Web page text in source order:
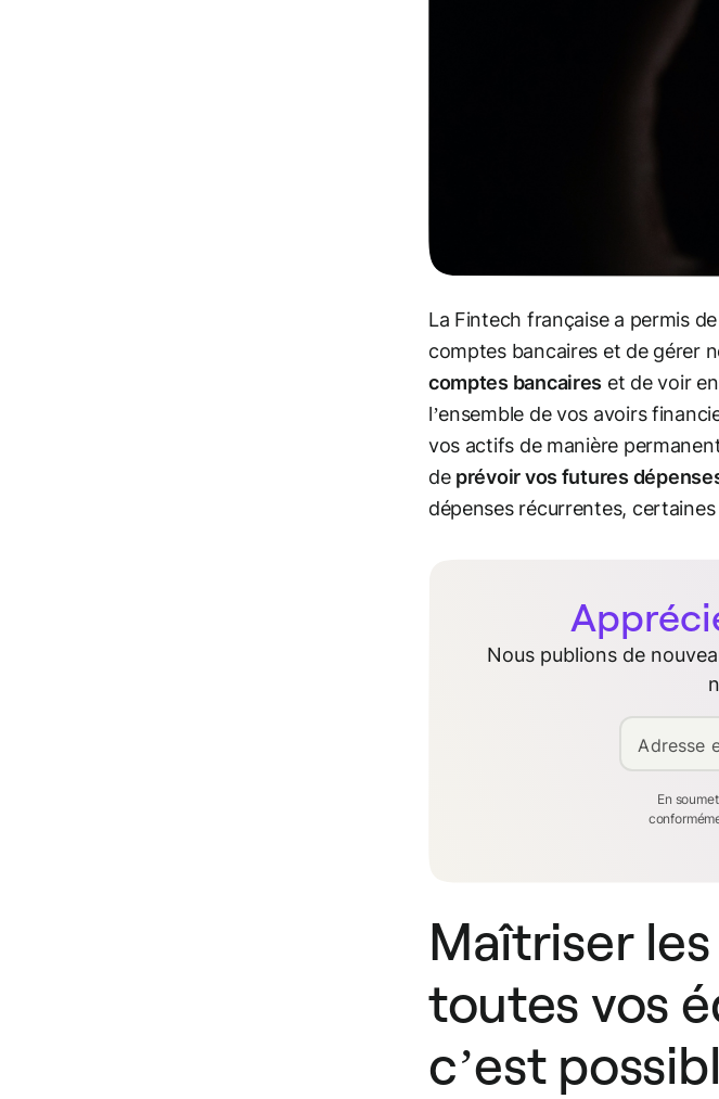
La Fintech française a permis
comptes bancaires et de gérer
comptes bancaires et de voir
l’ensemble de vos avoirs
vos actifs de manière
de prévoir vos futures
dépenses récurrentes,
Nous publions de
Adresse
En
Maîtriser
toutes vos
c’est